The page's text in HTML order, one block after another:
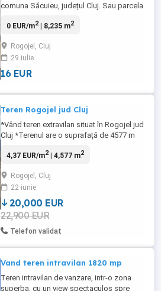
comuna Săcuieu, județul Cluj. Sau parcela
euro m2
0 EUR/m2| 8,235 m2
Rogojel, Cluj
29 iulie
16 EUR
Teren Rogojel jud Cluj
*Vând teren extravilan situat în Rogojel jud
Cluj *Terenul are o suprafață de 4577 m
fiind doar pe jos. Nu are acces auto dar se
poate racorda la curent, stâlpul de curent
fiind lângă teren. *În apropiere este o
fântână cu ...
4,37 EUR/m2| 4,577 m2
Rogojel, Cluj
22 iunie
20,000 EUR
22,900 EUR
Telefon validat
Vand teren intravilan 1820 mp
Teren intravilan de vanzare, intr-o zona
superba, cu un view spectaculos spre